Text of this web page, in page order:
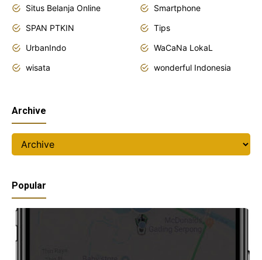
Situs Belanja Online
Smartphone
SPAN PTKIN
Tips
UrbanIndo
WaCaNa LokaL
wisata
wonderful Indonesia
Archive
Popular